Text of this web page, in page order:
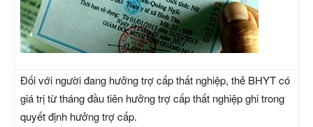
Đối với người đang hưởng trợ cấp thất nghiệp, thẻ BHYT có
giá trị từ tháng đầu tiên hưởng trợ cấp thất nghiệp ghi trong
quyết định hưởng trợ cấp.